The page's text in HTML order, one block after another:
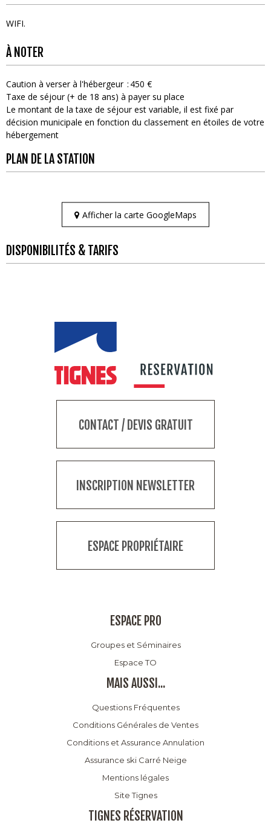
WIFI
À NOTER
Caution à verser à l'hébergeur
450 €
Taxe de séjour (+ de 18 ans) à payer su place
Le montant de la taxe de séjour est variable, il est fixé par
décision municipale en fonction du classement en étoiles de votre
hébergement
PLAN DE LA STATION
Afficher la carte GoogleMaps
DISPONIBILITÉS & TARIFS
CONTACT / DEVIS GRATUIT
INSCRIPTION NEWSLETTER
ESPACE PROPRIÉTAIRE
ESPACE PRO
Groupes et Séminaires
Espace TO
MAIS AUSSI...
Questions Fréquentes
Conditions Générales de Ventes
Conditions et Assurance Annulation
Assurance ski Carré Neige
Mentions légales
Site Tignes
TIGNES RÉSERVATION